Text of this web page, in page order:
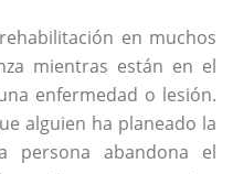
en muchos
mientras están en el
enfermedad o lesión.
alguien ha planeado la
persona abandona el